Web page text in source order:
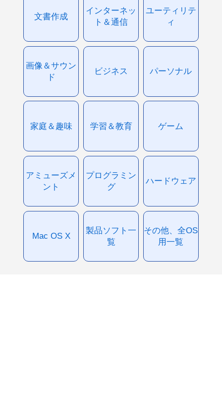
文書作成
インターネッ
ト＆通信
ユーティリテ
ィ
画像＆サウン
ド
ビジネス パーソナル
家庭＆趣味 学習＆教育 ゲーム
アミューズメ
ント
プログラミン
グ
ハードウェア
Mac OS X
製品ソフト一
覧
その他、全OS
用一覧